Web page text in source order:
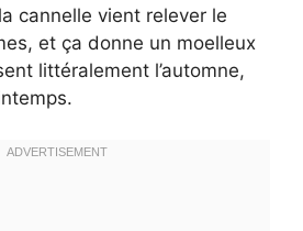
cannelle vient relever le
et ça donne un moelleux
littéralement l’automne,